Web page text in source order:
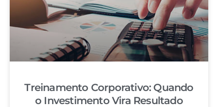
Treinamento Corporativo: Quando
o Investimento Vira Resultado